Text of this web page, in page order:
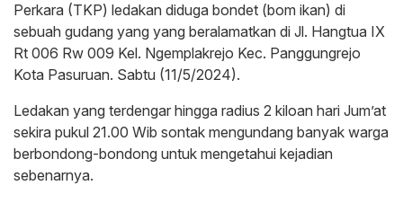
Perkara (TKP) ledakan diduga bondet (bom ikan) di
sebuah gudang yang yang beralamatkan di Jl. Hangtua IX
Rt 006 Rw 009 Kel. Ngemplakrejo Kec. Panggungrejo
Kota Pasuruan. Sabtu (11/5/2024).
Ledakan yang terdengar hingga radius 2 kiloan hari Jum’at
sekira pukul 21.00 Wib sontak mengundang banyak warga
berbondong-bondong untuk mengetahui kejadian
sebenarnya.